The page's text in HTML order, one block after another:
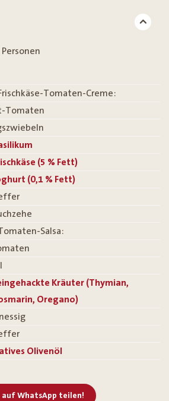
Personen
Tomaten-Creme:
Tomaten
(5 % Fett)
(0,1 % Fett)
Salsa:
Kräuter (Thymian,
Oregano)
Olivenöl
auf WhatsApp teilen!